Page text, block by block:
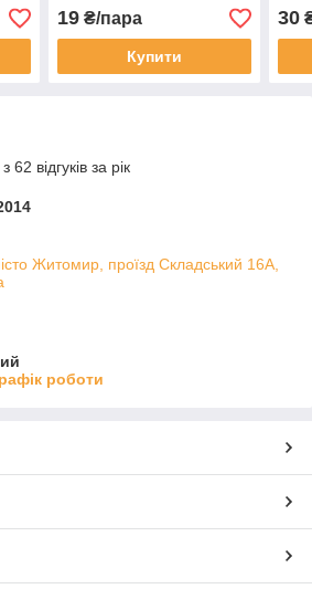
19₴/пара
Купити
30
відгуків за рік
Житомир, проїзд Складський 16А,
роботи